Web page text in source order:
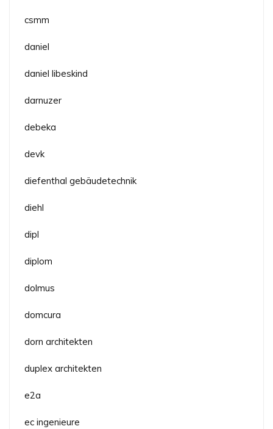
csmm
daniel
daniel libeskind
darnuzer
debeka
devk
diefenthal gebäudetechnik
diehl
dipl
diplom
dolmus
domcura
dorn architekten
duplex architekten
e2a
ec ingenieure